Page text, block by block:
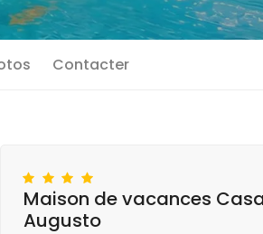
Contacter
Maison de vacances
Augusto